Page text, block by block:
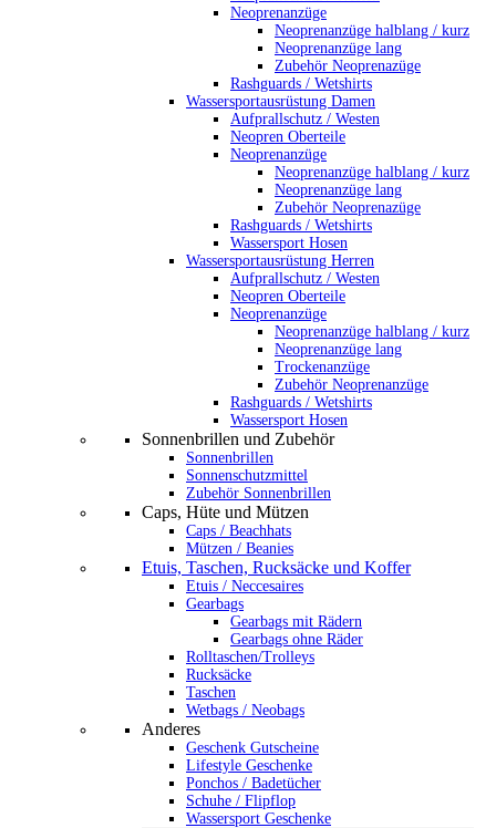
Neoprenanzüge
Neoprenanzüge halblang / kurz
Neoprenanzüge lang
Zubehör Neoprenazüge
Rashguards / Wetshirts
Wassersportausrüstung Damen
Aufprallschutz / Westen
Neopren Oberteile
Neoprenanzüge
Neoprenanzüge halblang / kurz
Neoprenanzüge lang
Zubehör Neoprenazüge
Rashguards / Wetshirts
Wassersport Hosen
Wassersportausrüstung Herren
Aufprallschutz / Westen
Neopren Oberteile
Neoprenanzüge
Neoprenanzüge halblang / kurz
Neoprenanzüge lang
Trockenanzüge
Zubehör Neoprenanzüge
Rashguards / Wetshirts
Wassersport Hosen
Sonnenbrillen und Zubehör
Sonnenbrillen
Sonnenschutzmittel
Zubehör Sonnenbrillen
Caps, Hüte und Mützen
Caps / Beachhats
Mützen / Beanies
Etuis, Taschen, Rucksäcke und Koffer
Etuis / Neccesaires
Gearbags
Gearbags mit Rädern
Gearbags ohne Räder
Rolltaschen/Trolleys
Rucksäcke
Taschen
Wetbags / Neobags
Anderes
Geschenk Gutscheine
Lifestyle Geschenke
Ponchos / Badetücher
Schuhe / Flipflop
Wassersport Geschenke